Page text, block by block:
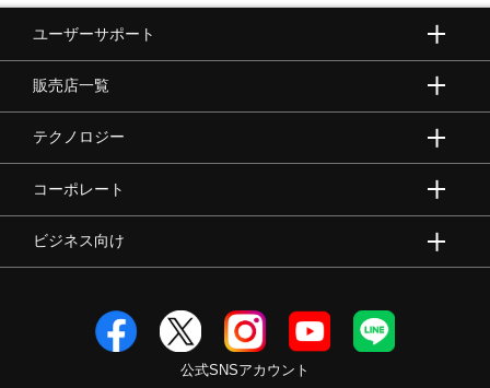
ユーザーサポート
販売店一覧
テクノロジー
コーポレート
ビジネス向け
公式SNSアカウント